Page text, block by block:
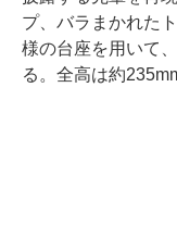
プ、バラまかれた
様の台座を用いて
る。全高は約